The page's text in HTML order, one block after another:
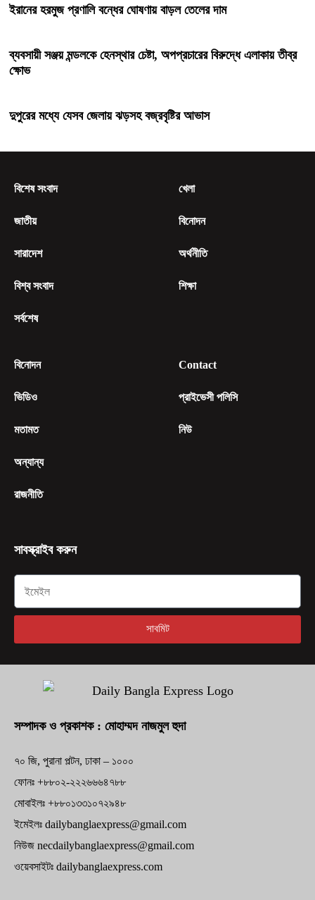
ইরানের হরমুজ প্রণালি বন্ধের ঘোষণায় বাড়ল তেলের দাম
ব্যবসায়ী সঞ্জয় মন্ডলকে হেনস্থার চেষ্টা, অপপ্রচারের বিরুদ্ধে এলাকায় তীব্র
ক্ষোভ
দুপুরের মধ্যে যেসব জেলায় ঝড়সহ বজ্রবৃষ্টির আভাস
বিশেষ সংবাদ
জাতীয়
সারাদেশ
বিশ্ব সংবাদ
সর্বশেষ
খেলা
বিনোদন
অর্থনীতি
শিক্ষা
বিনোদন
ভিডিও
মতামত
অন্যান্য
রাজনীতি
Contact
প্রাইভেসী পলিসি
নিউ
সাবস্ক্রাইব করুন
সাবমিট
সম্পাদক ও প্রকাশক : মোহাম্মদ নাজমুল হুদা
৭০ জি, পুরানা পল্টন, ঢাকা – ১০০০
ফোনঃ +৮৮০২-২২২৬৬৬৪৭৮৮
মোবাইলঃ +৮৮০১৩৩১০৭২৯৪৮
ইমেইলঃ dailybanglaexpress@gmail.com
নিউজ necdailybanglaexpress@gmail.com
ওয়েবসাইটঃ dailybanglaexpress.com